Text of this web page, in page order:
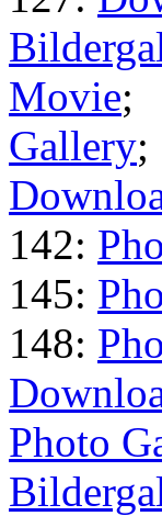
Movie;
Gallery;
142:
145:
148:
Photo